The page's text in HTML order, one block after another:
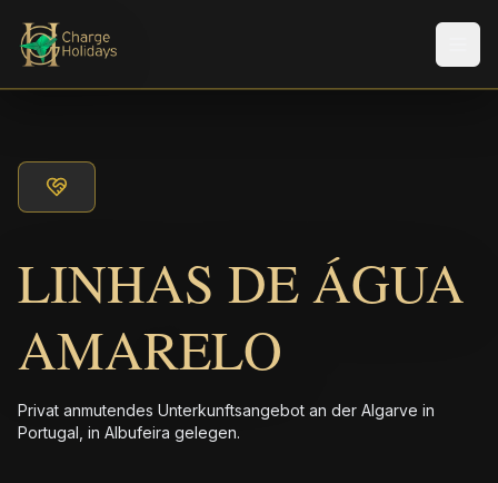
LINHAS DE ÁGUA
AMARELO
Privat anmutendes Unterkunftsangebot an der Algarve in
Portugal, in Albufeira gelegen.